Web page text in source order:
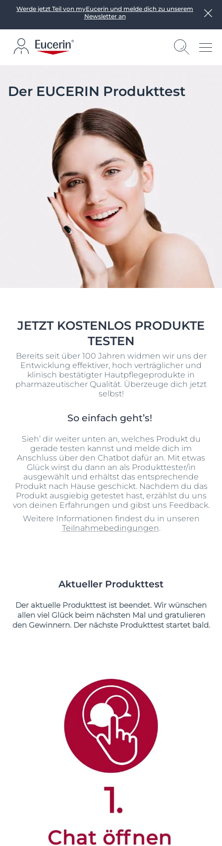
Werde jetzt Teil von myEucerin und melde dich zu unserem
Newsletter an
Der EUCERIN Produkttest
JETZT KOSTENLOS PRODUKTE
TESTEN
Bereits seit über 100 Jahren widmen wir uns der
Entwicklung effektiver, hoch verträglicher und
klinisch bestätigter Hautpflegeprodukte in
pharmazeutischer Qualität. Überzeuge dich jetzt
selbst!
So einfach geht’s!
Sieh’ dir weiter unten an, welches Produkt du
gerade testen kannst und melde dich im
Anschluss über den Chatbot dafür an. Mit etwas
Glück wirst du dann an als Produkttester/in
ausgewählt und erhältst das entsprechende
Produkt nach Hause geschickt. Nachdem du das
Produkt ausgiebig getestet hast, erzählst du uns
von deinen Erfahrungen und gibst uns Feedback.
Weitere Informationen findest du in unseren
Teilnahmebedingungen.
Aktueller Produkttest
Der aktuelle Produkttest ist beendet. Wir wünschen
allen viel Glück beim nächsten Mal und gratulieren
den Gewinnern. Der nächste Produkttest startet bald.